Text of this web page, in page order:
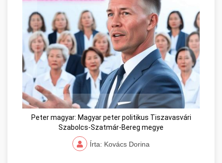
Peter magyar: Magyar peter politikus Tiszavasvári
Szabolcs-Szatmár-Bereg megye
Írta: Kovács Dorina